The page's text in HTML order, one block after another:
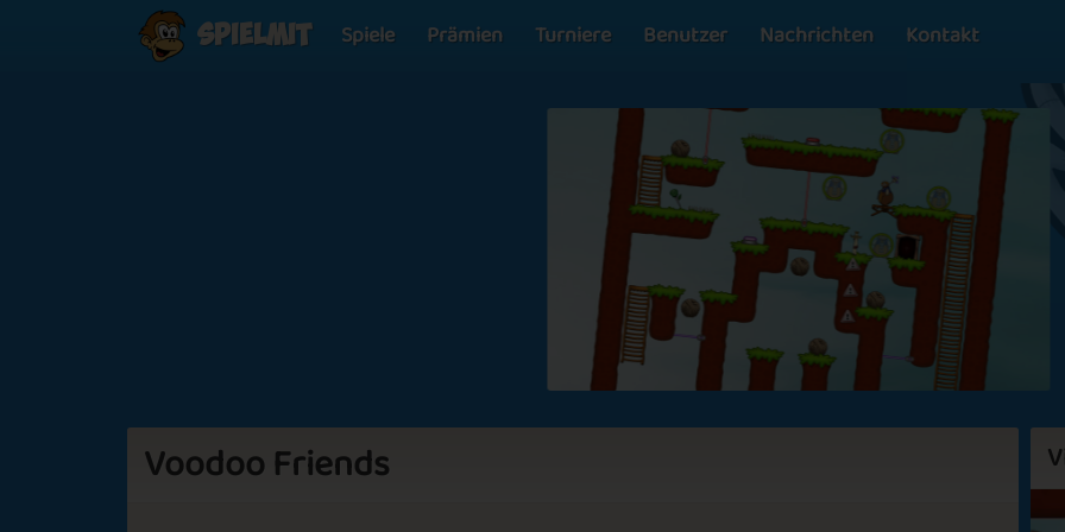
Spielmit Spiele Prämien Turniere Benutzer Nachrichten Kontakt
Voodoo Friends